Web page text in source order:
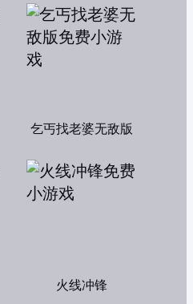
乞丐找老婆无敌版
火线冲锋